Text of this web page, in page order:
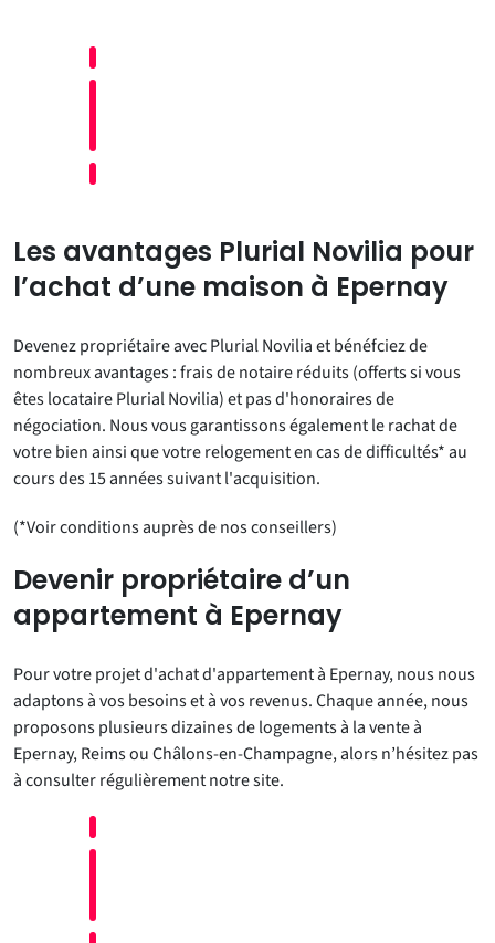
Les avantages Plurial Novilia pour
l’achat d’une maison à Epernay
Devenez propriétaire avec Plurial Novilia et bénéfciez de
nombreux avantages : frais de notaire réduits (offerts si vous
êtes locataire Plurial Novilia) et pas d'honoraires de
négociation. Nous vous garantissons également le rachat de
votre bien ainsi que votre relogement en cas de difficultés* au
cours des 15 années suivant l'acquisition.
(*Voir conditions auprès de nos conseillers)
Devenir propriétaire d’un
appartement à Epernay
Pour votre projet d'achat d'appartement à Epernay, nous nous
adaptons à vos besoins et à vos revenus. Chaque année, nous
proposons plusieurs dizaines de logements à la vente à
Epernay, Reims ou Châlons-en-Champagne, alors n’hésitez pas
à consulter régulièrement notre site.